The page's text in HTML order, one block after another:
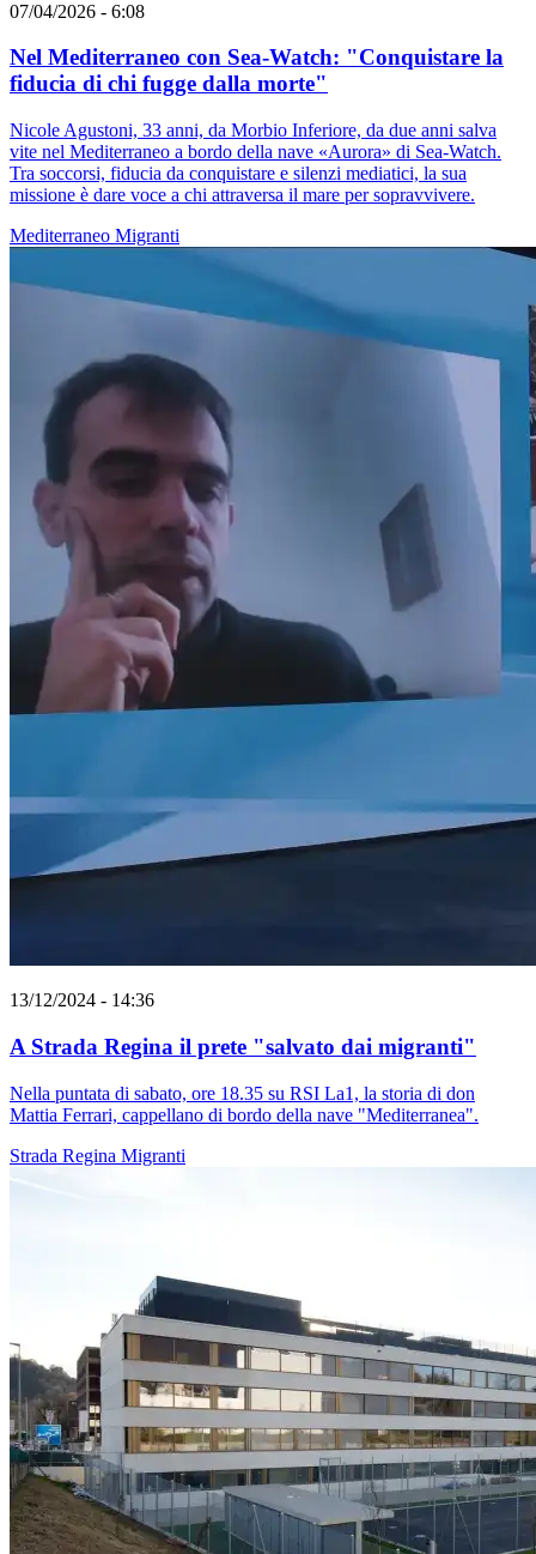
07/04/2026 - 6:08
Nel Mediterraneo con Sea-Watch: "Conquistare la
fiducia di chi fugge dalla morte"
Nicole Agustoni, 33 anni, da Morbio Inferiore, da due anni salva
vite nel Mediterraneo a bordo della nave «Aurora» di Sea-Watch.
Tra soccorsi, fiducia da conquistare e silenzi mediatici, la sua
missione è dare voce a chi attraversa il mare per sopravvivere.
Mediterraneo Migranti
13/12/2024 - 14:36
A Strada Regina il prete "salvato dai migranti"
Nella puntata di sabato, ore 18.35 su RSI La1, la storia di don
Mattia Ferrari, cappellano di bordo della nave "Mediterranea".
Strada Regina Migranti